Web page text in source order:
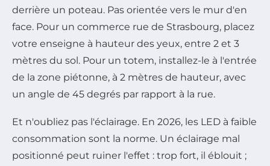
derrière un poteau. Pas orientée vers le mur d'en
face. Pour un commerce rue de Strasbourg, placez
votre enseigne à hauteur des yeux, entre 2 et 3
mètres du sol. Pour un totem, installez-le à l'entrée
de la zone piétonne, à 2 mètres de hauteur, avec
un angle de 45 degrés par rapport à la rue.
Et n'oubliez pas l'éclairage. En 2026, les LED à faible
consommation sont la norme. Un éclairage mal
positionné peut ruiner l'effet : trop fort, il éblouit ;